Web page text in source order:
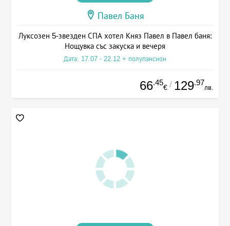
Павел Баня
Луксозен 5-звезден СПА хотел Княз Павел в Павел баня:
Нощувка със закуска и вечеря
Дата: 17.07 - 22.12 + полупансион
66.45
€ / 129.97
лв.